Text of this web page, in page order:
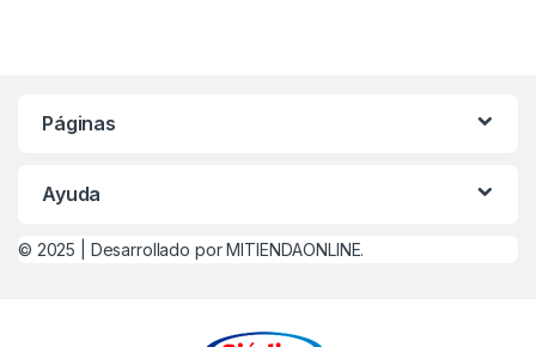
Páginas
Ayuda
© 2025 | Desarrollado por MITIENDAONLINE.